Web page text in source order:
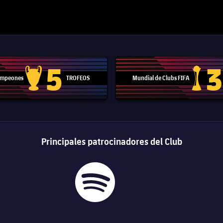
Trofeo de la Liga de Campeones
5 TROFEOS Mundial de Clubs FIFA
Trofeo3
Principales patrocinadores del Club